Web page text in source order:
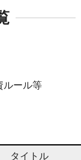
ール等
タイトル